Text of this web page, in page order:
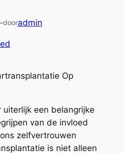
dooradmin
Op
een belangrijke
van de invloed
zelfvertrouwen
is niet alleen